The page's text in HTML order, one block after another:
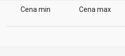
Cena min Cena max